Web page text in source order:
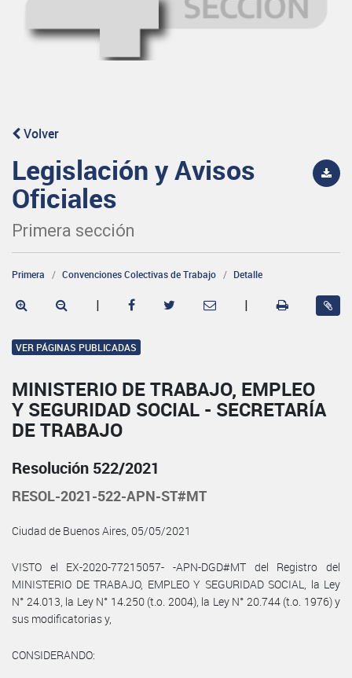
Volver
Legislación y Avisos
Oficiales
Primera sección
Primera Convenciones Colectivas de Trabajo Detalle
| |
VER PÁGINAS PUBLICADAS
MINISTERIO DE TRABAJO, EMPLEO
Y SEGURIDAD SOCIAL - SECRETARÍA
DE TRABAJO
Resolución 522/2021
RESOL-2021-522-APN-ST#MT
Ciudad de Buenos Aires, 05/05/2021
VISTO el EX-2020-77215057- -APN-DGD#MT del Registro del
MINISTERIO DE TRABAJO, EMPLEO Y SEGURIDAD SOCIAL, la Ley
N° 24.013, la Ley N° 14.250 (t.o. 2004), la Ley N° 20.744 (t.o. 1976) y
sus modificatorias y,
CONSIDERANDO: